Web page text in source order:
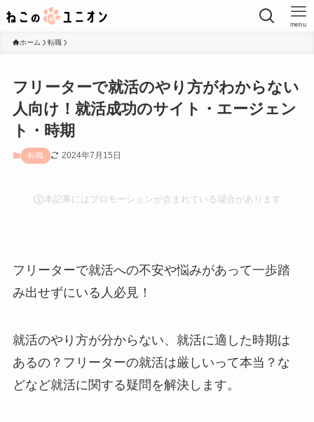
menu
ホーム 転職
フリーターで就活のやり方がわからない
人向け！就活成功のサイト・エージェン
ト・時期
転職 2024年7月15日
本記事にはプロモーションが含まれている場合があります
フリーターで就活への不安や悩みがあって一歩踏
み出せずにいる人必見！
就活のやり方が分からない、就活に適した時期は
あるの？フリーターの就活は厳しいって本当？な
どなど就活に関する疑問を解決します。